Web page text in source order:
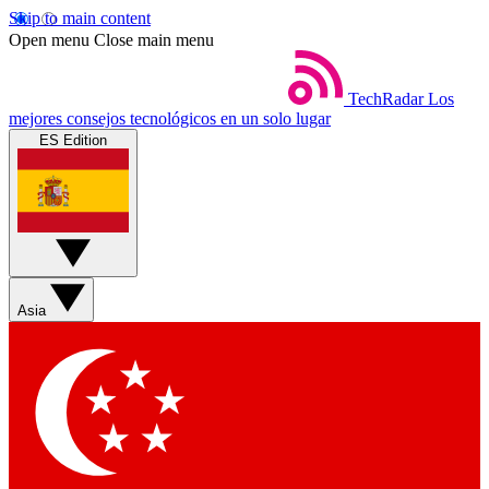
Skip to main content
Open menu Close main menu
TechRadar Los
mejores consejos tecnológicos en un solo lugar
ES Edition
Asia